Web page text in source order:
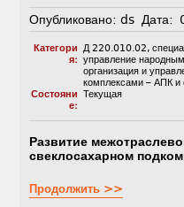
Опубликовано: ds Дата:
Категори
я:
Д 220.010.02,
управление
организация и
комплексами – АПК и
Состояни
е:
Текущая
Развитие
свеклосахарном
Продолжить >>